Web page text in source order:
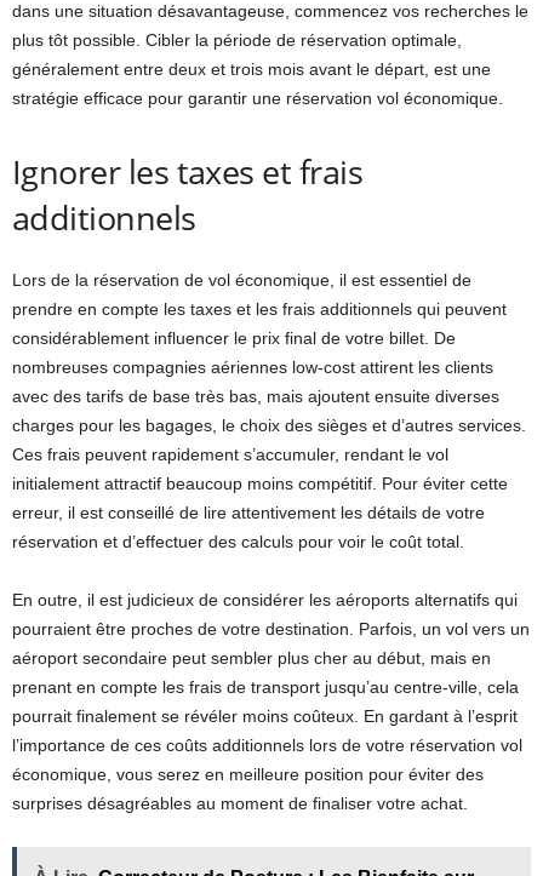
dans une situation désavantageuse, commencez vos recherches le
plus tôt possible. Cibler la période de réservation optimale,
généralement entre deux et trois mois avant le départ, est une
stratégie efficace pour garantir une réservation vol économique.
Ignorer les taxes et frais
additionnels
Lors de la réservation de vol économique, il est essentiel de
prendre en compte les taxes et les frais additionnels qui peuvent
considérablement influencer le prix final de votre billet. De
nombreuses compagnies aériennes low-cost attirent les clients
avec des tarifs de base très bas, mais ajoutent ensuite diverses
charges pour les bagages, le choix des sièges et d’autres services.
Ces frais peuvent rapidement s’accumuler, rendant le vol
initialement attractif beaucoup moins compétitif. Pour éviter cette
erreur, il est conseillé de lire attentivement les détails de votre
réservation et d’effectuer des calculs pour voir le coût total.
En outre, il est judicieux de considérer les aéroports alternatifs qui
pourraient être proches de votre destination. Parfois, un vol vers un
aéroport secondaire peut sembler plus cher au début, mais en
prenant en compte les frais de transport jusqu’au centre-ville, cela
pourrait finalement se révéler moins coûteux. En gardant à l’esprit
l’importance de ces coûts additionnels lors de votre réservation vol
économique, vous serez en meilleure position pour éviter des
surprises désagréables au moment de finaliser votre achat.